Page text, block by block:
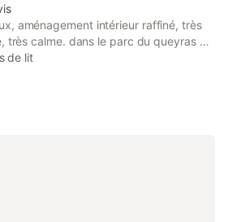
aménagement intérieur raffiné, très
très calme. dans le parc du queyras et
molines saint véran. classement 3
possibilités d'activités en hiver
comme pour les enfants.
de lit